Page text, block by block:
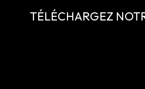
TÉLÉCHARGEZ